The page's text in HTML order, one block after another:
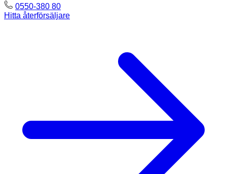
0550-380 80
Hitta återförsäljare